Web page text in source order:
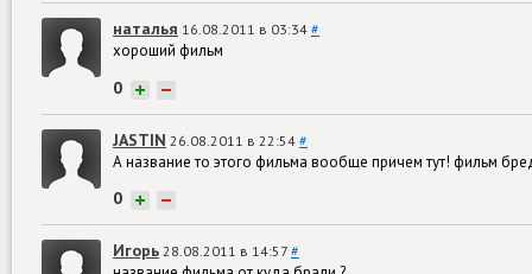
наталья 16.08.2011 в 03:34 #
хороший фильм
0 + −
JASTIN 26.08.2011 в 22:54 #
А название то этого фильма вообще причем тут! фильм
0 + −
Игорь 28.08.2011 в 14:57 #